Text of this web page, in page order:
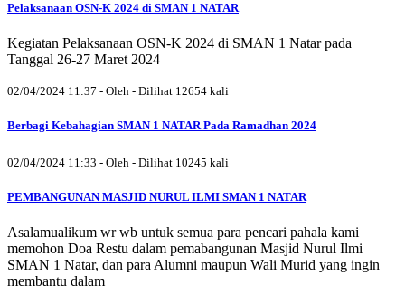
Pelaksanaan OSN-K 2024 di SMAN 1 NATAR
Kegiatan Pelaksanaan OSN-K 2024 di SMAN 1 Natar pada
Tanggal 26-27 Maret 2024
02/04/2024 11:37 - Oleh - Dilihat 12654 kali
Berbagi Kebahagian SMAN 1 NATAR Pada Ramadhan 2024
02/04/2024 11:33 - Oleh - Dilihat 10245 kali
PEMBANGUNAN MASJID NURUL ILMI SMAN 1 NATAR
Asalamualikum wr wb untuk semua para pencari pahala kami
memohon Doa Restu dalam pemabangunan Masjid Nurul Ilmi
SMAN 1 Natar, dan para Alumni maupun Wali Murid yang ingin
membantu dalam